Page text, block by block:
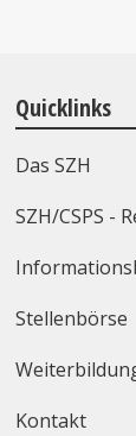
Quicklinks
Das SZH
SZH/CSPS -
Stellenbörse
Kontakt